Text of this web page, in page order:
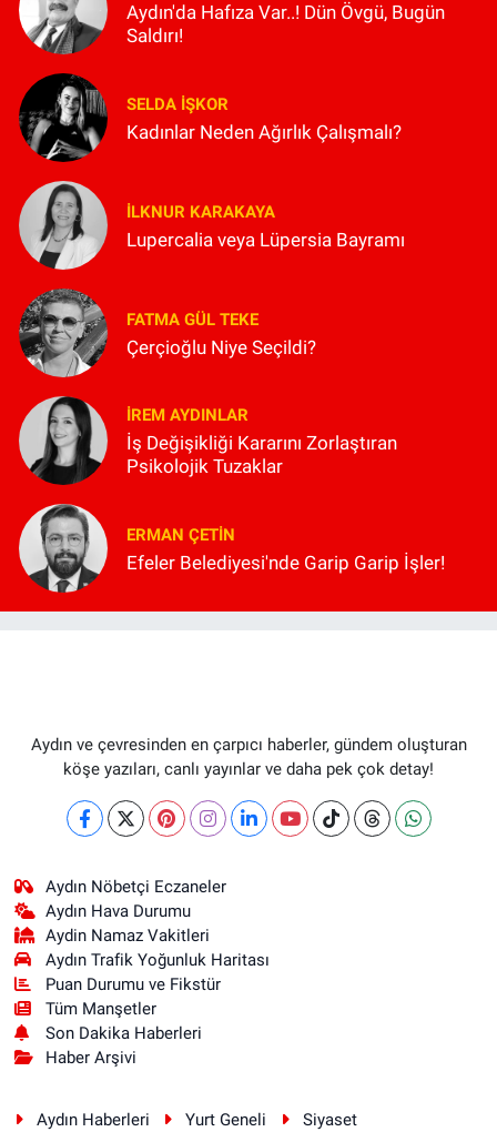
Aydın'da Hafıza Var..! Dün Övgü, Bugün
Saldırı!
SELDA İŞKOR
Kadınlar Neden Ağırlık Çalışmalı?
İLKNUR KARAKAYA
Lupercalia veya Lüpersia Bayramı
FATMA GÜL TEKE
Çerçioğlu Niye Seçildi?
İREM AYDINLAR
İş Değişikliği Kararını Zorlaştıran
Psikolojik Tuzaklar
ERMAN ÇETIN
Efeler Belediyesi'nde Garip Garip İşler!
Aydın ve çevresinden en çarpıcı haberler, gündem oluşturan
köşe yazıları, canlı yayınlar ve daha pek çok detay!
Aydın Nöbetçi Eczaneler
Aydın Hava Durumu
Aydin Namaz Vakitleri
Aydın Trafik Yoğunluk Haritası
Puan Durumu ve Fikstür
Tüm Manşetler
Son Dakika Haberleri
Haber Arşivi
Aydın Haberleri Yurt Geneli Siyaset